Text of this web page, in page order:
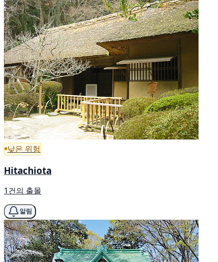
낮은 위험
Hitachiota
1건의 출몰
알림